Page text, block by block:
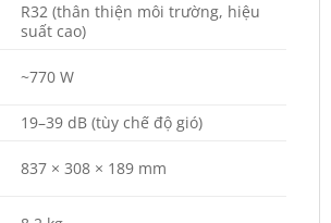
R32 (thân thiện môi trường, hiệu
suất cao)
~770 W
19–39 dB (tùy chế độ gió)
837 × 308 × 189 mm